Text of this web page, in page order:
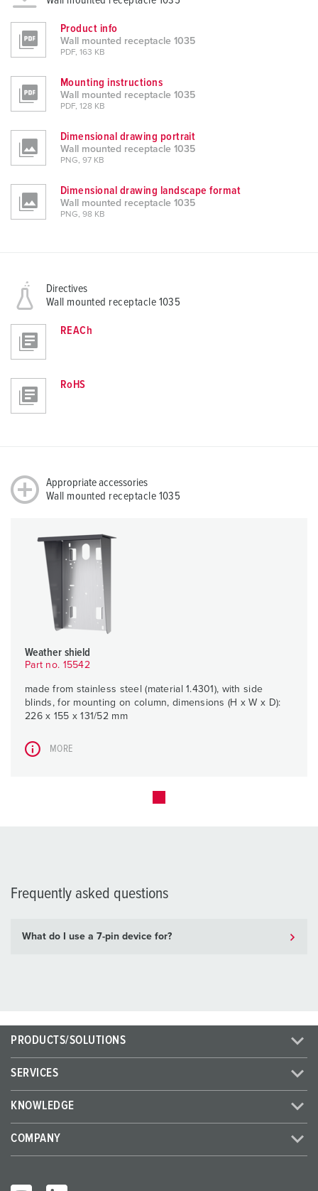
Product info
Wall mounted receptacle 1035
PDF, 163 KB
Mounting instructions
Wall mounted receptacle 1035
PDF, 128 KB
Dimensional drawing portrait
Wall mounted receptacle 1035
PNG, 97 KB
Dimensional drawing landscape format
Wall mounted receptacle 1035
PNG, 98 KB
Directives
Wall mounted receptacle 1035
REACh
RoHS
Appropriate accessories
Wall mounted receptacle 1035
Weather shield
Part no. 15542
made from stainless steel (material 1.4301), with side
blinds, for mounting on column, dimensions (H x W x D):
226 x 155 x 131/52 mm
MORE
Frequently asked questions
What do I use a 7-pin device for?
PRODUCTS/SOLUTIONS
SERVICES
KNOWLEDGE
COMPANY